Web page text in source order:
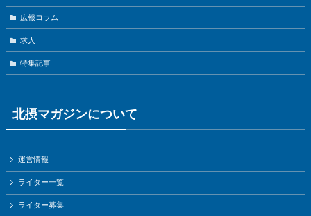
広報コラム
求人
特集記事
北摂マガジンについて
運営情報
ライター一覧
ライター募集